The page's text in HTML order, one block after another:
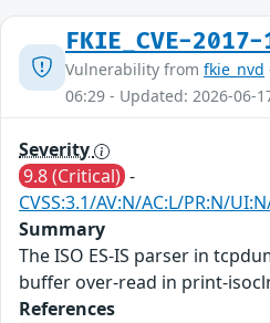
FKIE_CVE-2017-
Vulnerability from fkie_nvd
06:29 - Updated: 2026-06-
Severity
9.8 (Critical) -
CVSS:3.1/AV:N/AC:L/PR:N/
Summary
The ISO ES-IS parser in
buffer over-read in print-
References